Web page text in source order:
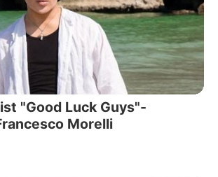
"Good Luck Guys"-
Morelli